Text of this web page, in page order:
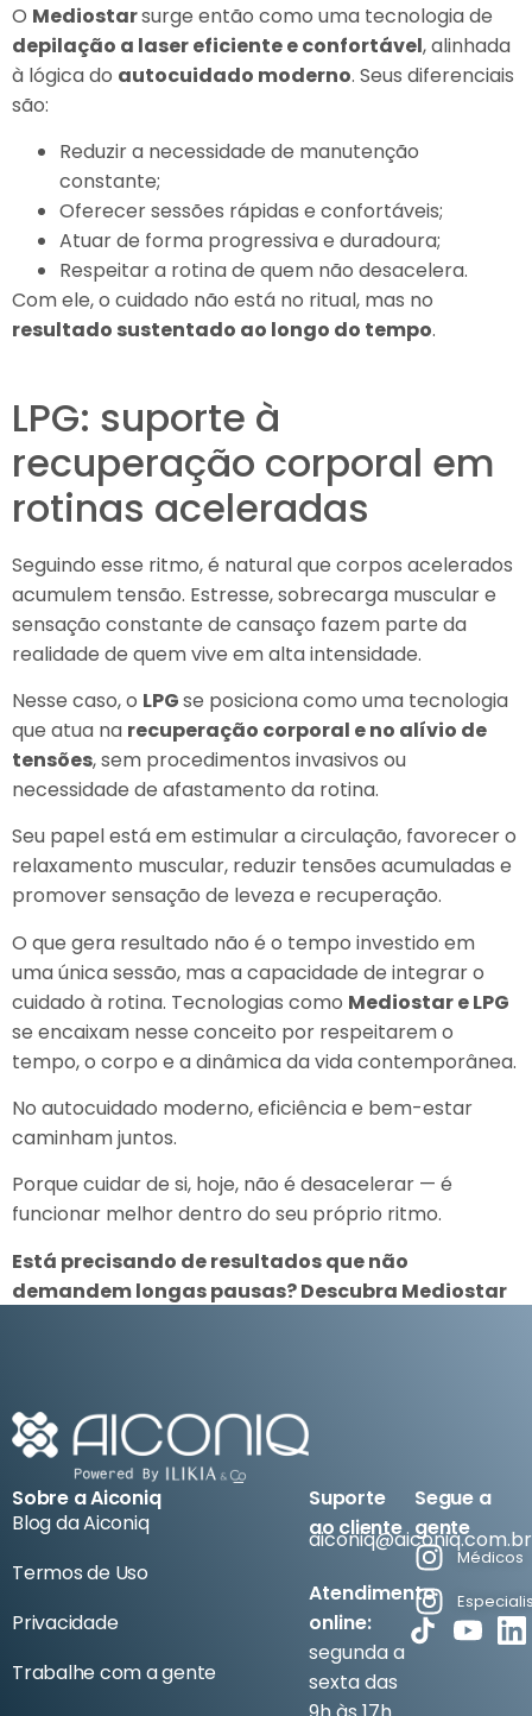
O Mediostarsurge então como uma tecnologia de
depilação a laser eficiente e confortável, alinhada
à lógica do autocuidado moderno. Seus diferenciais
são:
Reduzir a necessidade de manutenção
constante;
Oferecer sessões rápidas e confortáveis;
Atuar de forma progressiva e duradoura;
Respeitar a rotina de quem não desacelera.
Com ele, o cuidado não está no ritual, mas no
resultado sustentado ao longo do tempo.
LPG: suporte à
recuperação corporal em
rotinas aceleradas
Seguindo esse ritmo, é natural que corpos acelerados
acumulem tensão. Estresse, sobrecarga muscular e
sensação constante de cansaço fazem parte da
realidade de quem vive em alta intensidade.
Nesse caso, o LPGse posiciona como uma tecnologia
que atua na recuperação corporal e no alívio de
tensões, sem procedimentos invasivos ou
necessidade de afastamento da rotina.
Seu papel está em estimular a circulação, favorecer o
relaxamento muscular, reduzir tensões acumuladas e
promover sensação de leveza e recuperação.
O que gera resultado não é o tempo investido em
uma única sessão, mas a capacidade de integrar o
cuidado à rotina. Tecnologias como Mediostar e LPG
se encaixam nesse conceito por respeitarem o
tempo, o corpo e a dinâmica da vida contemporânea.
No autocuidado moderno, eficiência e bem-estar
caminham juntos.
Porque cuidar de si, hoje, não é desacelerar — é
funcionar melhor dentro do seu próprio ritmo.
Está precisando de resultados que não
demandem longas pausas? Descubra Mediostar
Sobre a Aiconiq
Blog da Aiconiq
Termos de Uso
Privacidade
Trabalhe com a gente
Suporte
ao cliente
aiconiq@aiconiq.com.br
Atendimento
online:
segunda a
sexta das
Segue a
gente
Médicos